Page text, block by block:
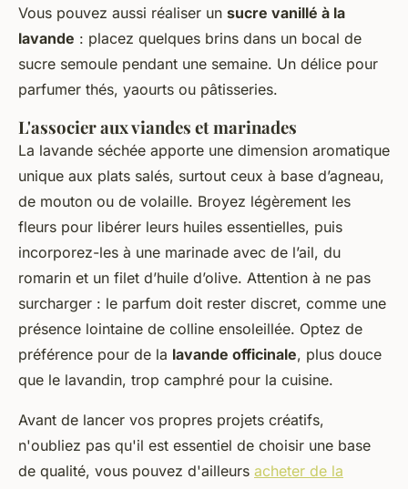
Vous pouvez aussi réaliser un sucre vanillé à la
lavande : placez quelques brins dans un bocal de
sucre semoule pendant une semaine. Un délice pour
parfumer thés, yaourts ou pâtisseries.
L'associer aux viandes et marinades
La lavande séchée apporte une dimension aromatique
unique aux plats salés, surtout ceux à base d’agneau,
de mouton ou de volaille. Broyez légèrement les
fleurs pour libérer leurs huiles essentielles, puis
incorporez-les à une marinade avec de l’ail, du
romarin et un filet d’huile d’olive. Attention à ne pas
surcharger : le parfum doit rester discret, comme une
présence lointaine de colline ensoleillée. Optez de
préférence pour de la lavande officinale, plus douce
que le lavandin, trop camphré pour la cuisine.
Avant de lancer vos propres projets créatifs,
n'oubliez pas qu'il est essentiel de choisir une base
de qualité, vous pouvez d'ailleurs acheter de la